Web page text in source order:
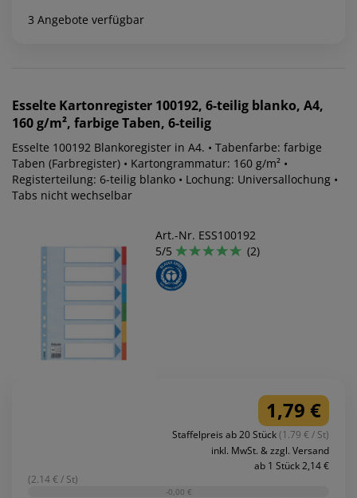
3 Angebote verfügbar
Esselte Kartonregister 100192, 6-teilig blanko, A4,
160 g/m², farbige Taben, 6-teilig
Esselte 100192 Blankoregister in A4. • Tabenfarbe: farbige
Taben (Farbregister) • Kartongrammatur: 160 g/m² •
Registerteilung: 6-teilig blanko • Lochung: Universallochung •
Tabs nicht wechselbar
Art.-Nr. ESS100192
5/5
(2)
1,79 €
Staffelpreis ab 20 Stück(1.79 € / St)
inkl. MwSt. & zzgl. Versand
ab 1 Stück 2,14 €
(2.14 € / St)
-0,00 €